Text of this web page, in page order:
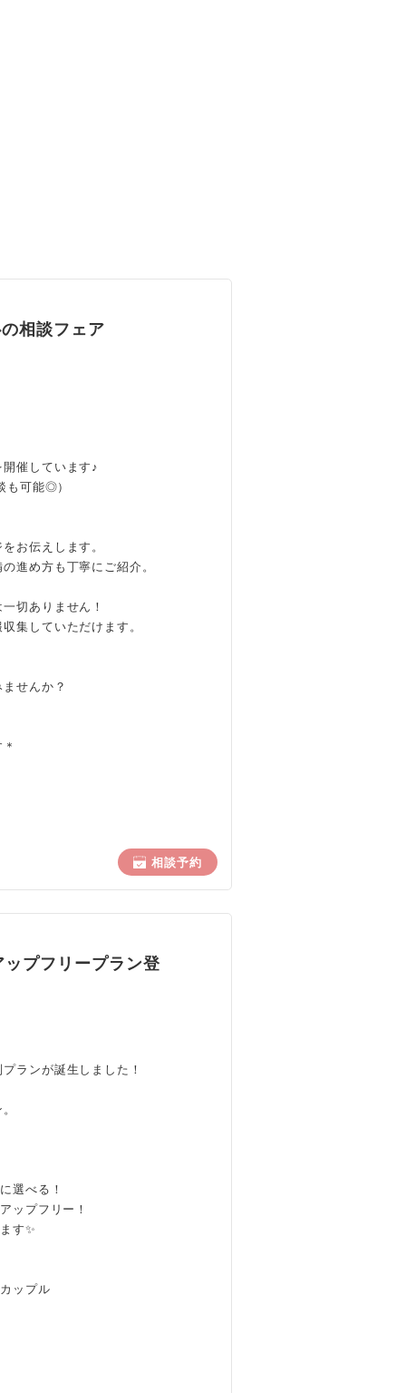
相談フェア
催しています♪
も可能◎）
お伝えします。
進め方も丁寧にご紹介。
切ありません！
集していただけます。
せんか？
相談予約
ップフリープラン登
ランが誕生しました！
選べる！
ップフリー！
す✨
ップル